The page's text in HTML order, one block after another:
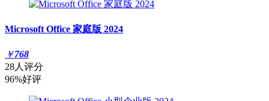
Microsoft Office 家庭版 2024
￥768
28人评分
96%好评